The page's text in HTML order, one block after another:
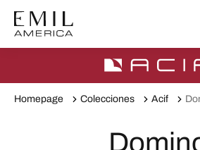
Homepage Colecciones Acif